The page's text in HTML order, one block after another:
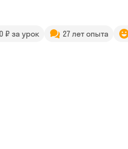
₽ за урок 27 лет опыта